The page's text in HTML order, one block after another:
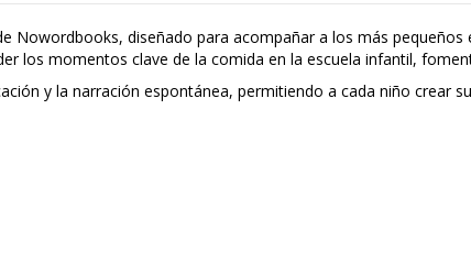
Nowordbooks, diseñado para acompañar a los más
los momentos clave de la comida en la escuela infantil,
y la narración espontánea, permitiendo a cada niño crear